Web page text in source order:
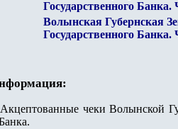
Государственного Банка.
Волынская Губернская
Государственного Банка.
Акцептованные чеки Волынской